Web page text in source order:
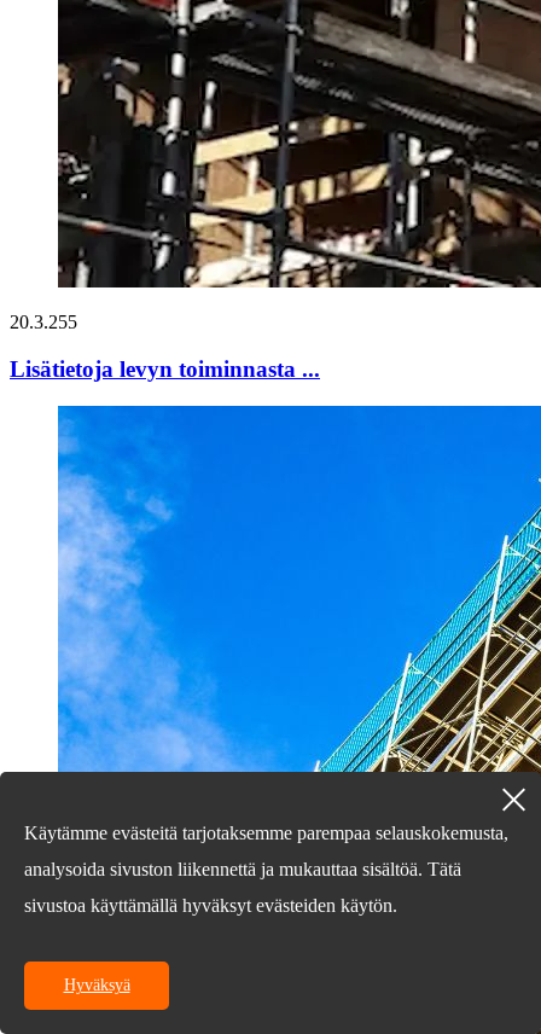
20.3.255
Lisätietoja levyn toiminnasta ...
Käytämme evästeitä tarjotaksemme parempaa selauskokemusta,
analysoida sivuston liikennettä ja mukauttaa sisältöä. Tätä
sivustoa käyttämällä hyväksyt evästeiden käytön.
Hyväksyä